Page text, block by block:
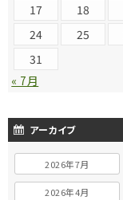
17
18
24
25
31
« 7月
アーカイブ
2026年7月
2026年4月